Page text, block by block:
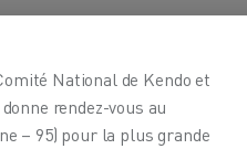
National de Kendo et
rendez-vous au
– 95) pour la plus grande